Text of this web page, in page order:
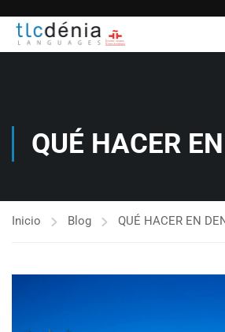
QUÉ HACER
Inicio Blog QUÉ HACER EN